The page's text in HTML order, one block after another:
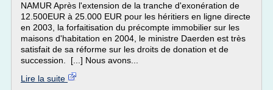
NAMUR Après l'extension de la tranche d'exonération de
12.500EUR à 25.000 EUR pour les héritiers en ligne directe
en 2003, la forfaitisation du précompte immobilier sur les
maisons d'habitation en 2004, le ministre Daerden est très
satisfait de sa réforme sur les droits de donation et de
succession. [...] Nous avons...
Lire la suite